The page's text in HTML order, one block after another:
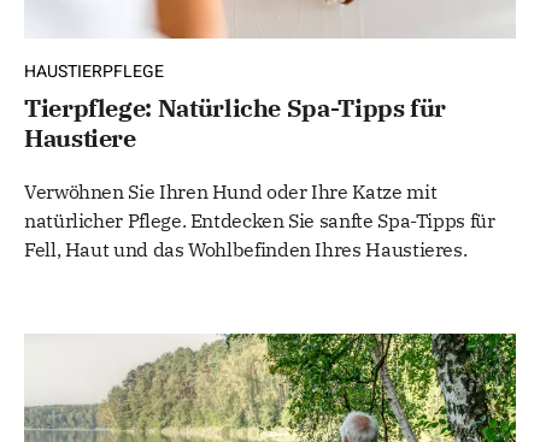
HAUSTIERPFLEGE
Tierpflege: Natürliche Spa-Tipps für
Haustiere
Verwöhnen Sie Ihren Hund oder Ihre Katze mit
natürlicher Pflege. Entdecken Sie sanfte Spa-Tipps für
Fell, Haut und das Wohlbefinden Ihres Haustieres.